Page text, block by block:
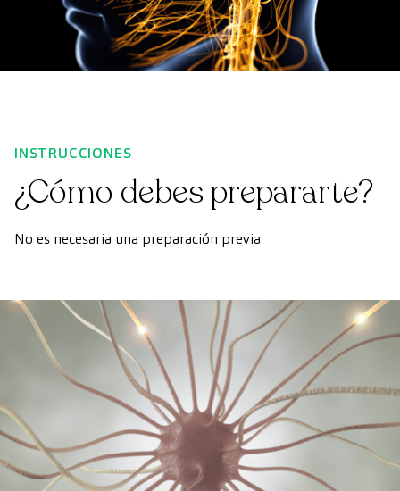
INSTRUCCIONES
¿Cómo debes prepararte?
No es necesaria una preparación previa.